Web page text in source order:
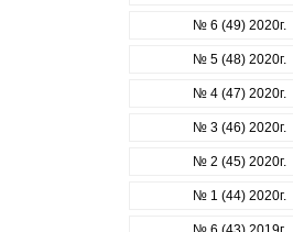
№ 6 (49) 2020г.
№ 5 (48) 2020г.
№ 4 (47) 2020г.
№ 3 (46) 2020г.
№ 2 (45) 2020г.
№ 1 (44) 2020г.